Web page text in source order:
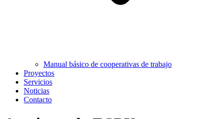
Manual básico de cooperativas de trabajo
Proyectos
Servicios
Noticias
Contacto